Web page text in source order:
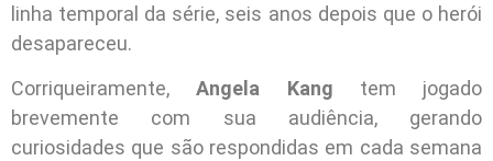
linha temporal da série, seis anos depois que o herói
desapareceu.
Corriqueiramente,Angela Kang tem jogado
brevemente com sua audiência, gerando
curiosidades que são respondidas em cada semana